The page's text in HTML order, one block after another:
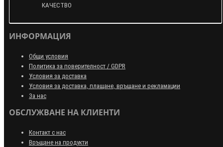
КАЧЕСТВО
ИНФОРМАЦИЯ
Общи условия
Политика за поверителност / GDPR
Условия за доставка
Условия за доставка, плащане, връщане и рекламации
За нас
ОБСЛУЖВАНЕ НА КЛИЕНТИ
Контакт с нас
Връщане на продукти